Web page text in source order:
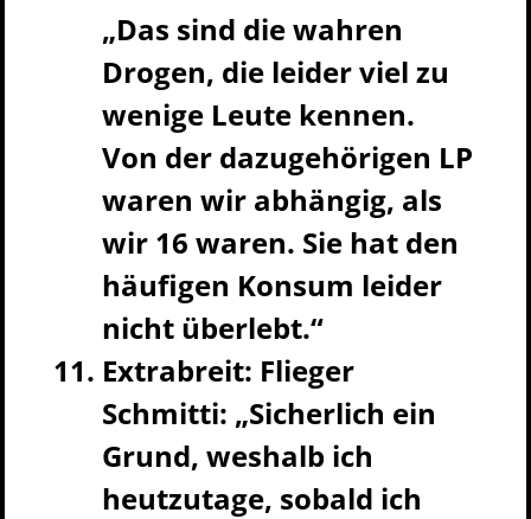
„Das sind die wahren
Drogen, die leider viel zu
wenige Leute kennen.
Von der dazugehörigen LP
waren wir abhängig, als
wir 16 waren. Sie hat den
häufigen Konsum leider
nicht überlebt.“
Extrabreit: Flieger
Schmitti: „Sicherlich ein
Grund, weshalb ich
heutzutage, sobald ich